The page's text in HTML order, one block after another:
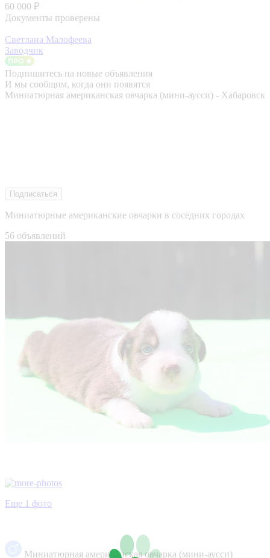
60 000 ₽
Документы проверены
Светлана Малофеева
Заводчик
Подпишитесь на новые объявления
И мы сообщим, когда они появятся
Миниатюрная американская овчарка (мини-аусси) - Хабаровск
Подписаться
Миниатюрные американские овчарки в соседних городах
56 объявлений
Еще 1 фото
Миниатюрная американская овчарка (мини-аусси)